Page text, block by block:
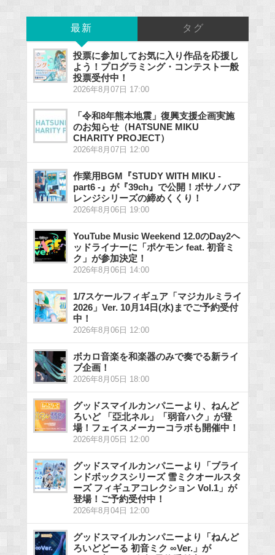
最新 タグ
投票に参加してお気に入り作品を応援し
よう！プログラミング・コンテスト一般
投票受付中！
2026年8月07日 17:00
「令和8年熊本地震」復興支援企画実施
のお知らせ（HATSUNE MIKU
CHARITY PROJECT）
2026年8月07日 12:00
作業用BGM『STUDY WITH MIKU -
part6 -』が『39ch』で公開！ボサノバア
レンジシリーズの締めくくり！
2026年8月06日 19:00
YouTube Music Weekend 12.0のDay2ヘ
ッドライナーに「ポケモン feat. 初音ミ
ク」が参加決定！
2026年8月06日 14:00
1/7スケールフィギュア「マジカルミライ
2026」Ver. 10月14日(水)までご予約受付
中！
2026年8月06日 12:00
ボカロ音楽を和楽器のみで奏でる新ライ
ブ企画！
2026年8月05日 18:00
グッドスマイルカンパニーより、ねんど
ろいど 「亞北ネル」「弱音ハク」が登
場！フェイスメーカーコラボも開催中！
2026年8月05日 12:00
グッドスマイルカンパニーより「ブライ
ンドボックスシリーズ 雪ミクオールスタ
ーズ フィギュアコレクション Vol.1」が
登場！ご予約受付中！
2026年8月04日 12:00
グッドスマイルカンパニーより「ねんど
ろいどどーる 初音ミク ∞Ver.」が